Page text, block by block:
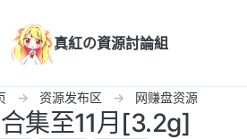
真紅の資源討論組
资源发布区 网赚盘资源
集至11月[3.2g]